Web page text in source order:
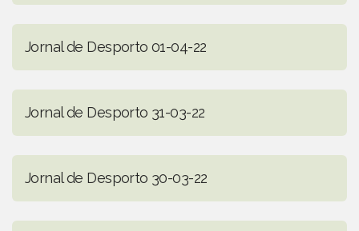
Jornal de Desporto 01-04-22
Jornal de Desporto 31-03-22
Jornal de Desporto 30-03-22